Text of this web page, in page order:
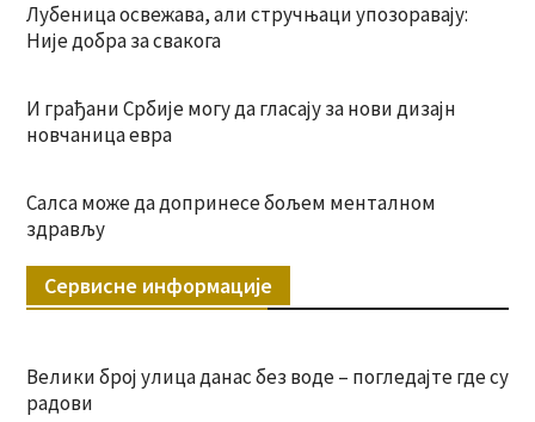
Лубеница освежава, али стручњаци упозоравају:
Није добра за свакога
И грађани Србије могу да гласају за нови дизајн
новчаница евра
Салса може да допринесе бољем менталном
здрављу
Сервисне информације
Велики број улица данас без воде – погледајте где су
радови